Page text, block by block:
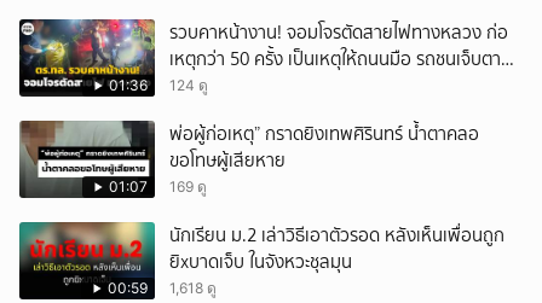
01:36
รวบคาหน้างาน! จอมโจรตัดสายไฟทางหลวง ก่อ
เหตุกว่า 50 ครั้ง เป็นเหตุให้ถนนมือ รถชนเจ็บตาย
หลายสิบราย เสียหายราว 10 ล้าน
124 ดู
01:07
พ่อผู้ก่อเหตุ” กราดยิงเทพศิรินทร์ น้ำตาคลอ
ขอโทษผู้เสียหาย
169 ดู
00:59
นักเรียน ม.2 เล่าวิธีเอาตัวรอด หลังเห็นเพื่อนถูก
ยิxบาดเจ็บ ในจังหวะชุลมุน
1,618 ดู